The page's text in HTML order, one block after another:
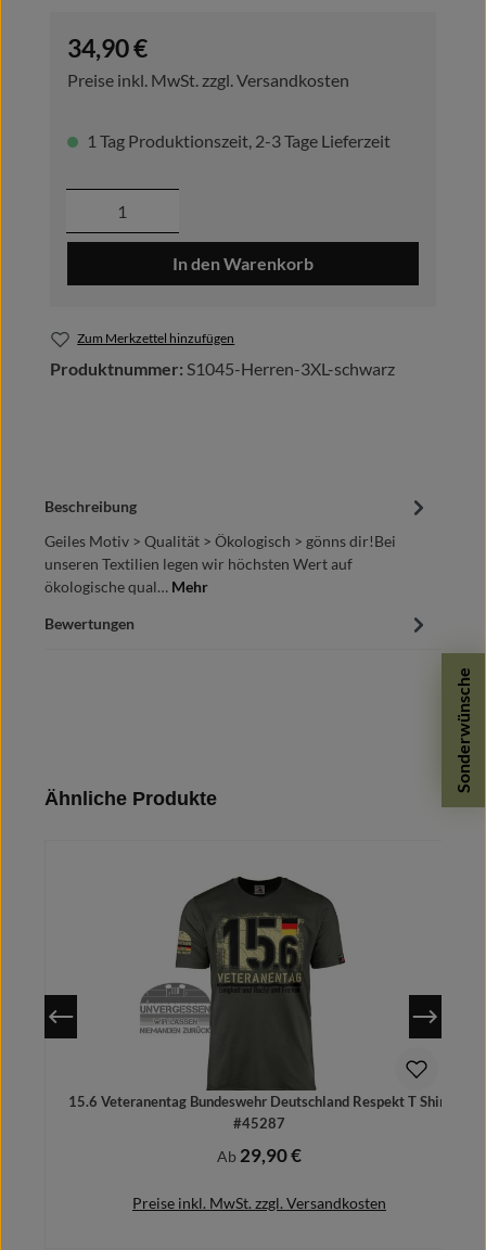
Regulärer Preis:
34,90 €
Preise inkl. MwSt. zzgl. Versandkosten
1 Tag Produktionszeit, 2-3 Tage Lieferzeit
Produkt Anzahl: Gib den gewünschten
In den Warenkorb
Zum Merkzettel hinzufügen
Produktnummer: S1045-Herren-3XL-schwarz
Sonderwünsche
Beschreibung
Geiles Motiv > Qualität > Ökologisch > gönns dir!Bei
unseren Textilien legen wir höchsten Wert auf
ökologische qual… Mehr
Bewertungen
Produktgalerie überspringen
Ähnliche Produkte
15.6 Veteranentag Bundeswehr Deutschland Respekt T Shirt
#45287
Regulärer Preis:
Ab 29,90 €
Preise inkl. MwSt. zzgl. Versandkosten